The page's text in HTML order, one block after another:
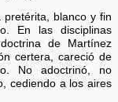
blanco y fin
En las disciplinas
de Martínez
certera, careció de
No adoctrinó, no
cediendo a los aires